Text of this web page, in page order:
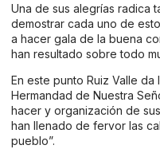
Una de sus alegrías radica
demostrar cada uno de
a hacer gala de la buena
han resultado sobre todo
En este punto Ruiz Valle
Hermandad de Nuestra
hacer y organización de
han llenado de fervor las
pueblo”.